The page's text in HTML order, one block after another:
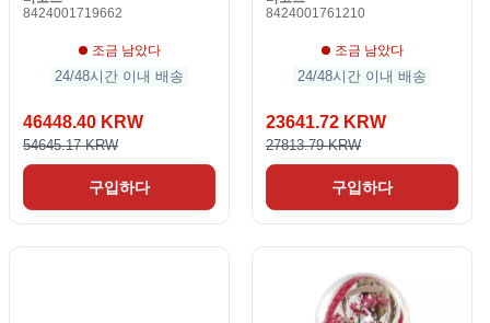
8424001719662
조금 남았다
24/48시간 이내 배송
46448.40 KRW
54645.17 KRW
구입하다
8424001761210
조금 남았다
24/48시간 이내 배송
23641.72 KRW
27813.79 KRW
구입하다